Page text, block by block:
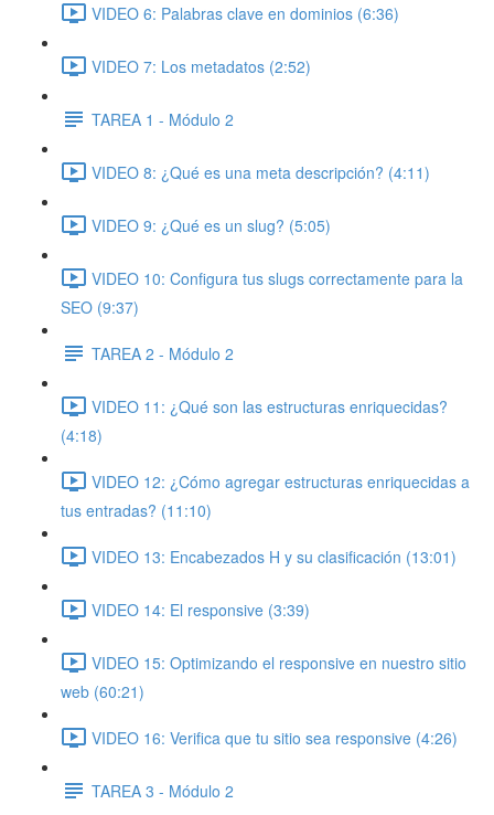
VIDEO 6: Palabras clave en dominios (6:36)
VIDEO 7: Los metadatos (2:52)
TAREA 1 - Módulo 2
VIDEO 8: ¿Qué es una meta descripción? (4:11)
VIDEO 9: ¿Qué es un slug? (5:05)
VIDEO 10: Configura tus slugs correctamente para la
SEO (9:37)
TAREA 2 - Módulo 2
VIDEO 11: ¿Qué son las estructuras enriquecidas?
(4:18)
VIDEO 12: ¿Cómo agregar estructuras enriquecidas a
tus entradas? (11:10)
VIDEO 13: Encabezados H y su clasificación (13:01)
VIDEO 14: El responsive (3:39)
VIDEO 15: Optimizando el responsive en nuestro sitio
web (60:21)
VIDEO 16: Verifica que tu sitio sea responsive (4:26)
TAREA 3 - Módulo 2